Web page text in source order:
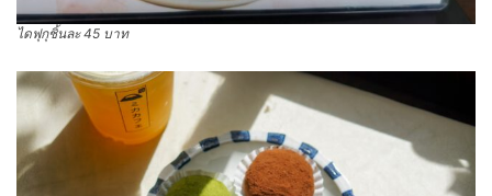
ไดฟุกุชิ้นละ 45 บาท